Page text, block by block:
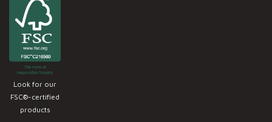
Look for our
FSC®-certified
products